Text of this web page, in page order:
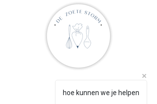
hoe kunnen we je helpen